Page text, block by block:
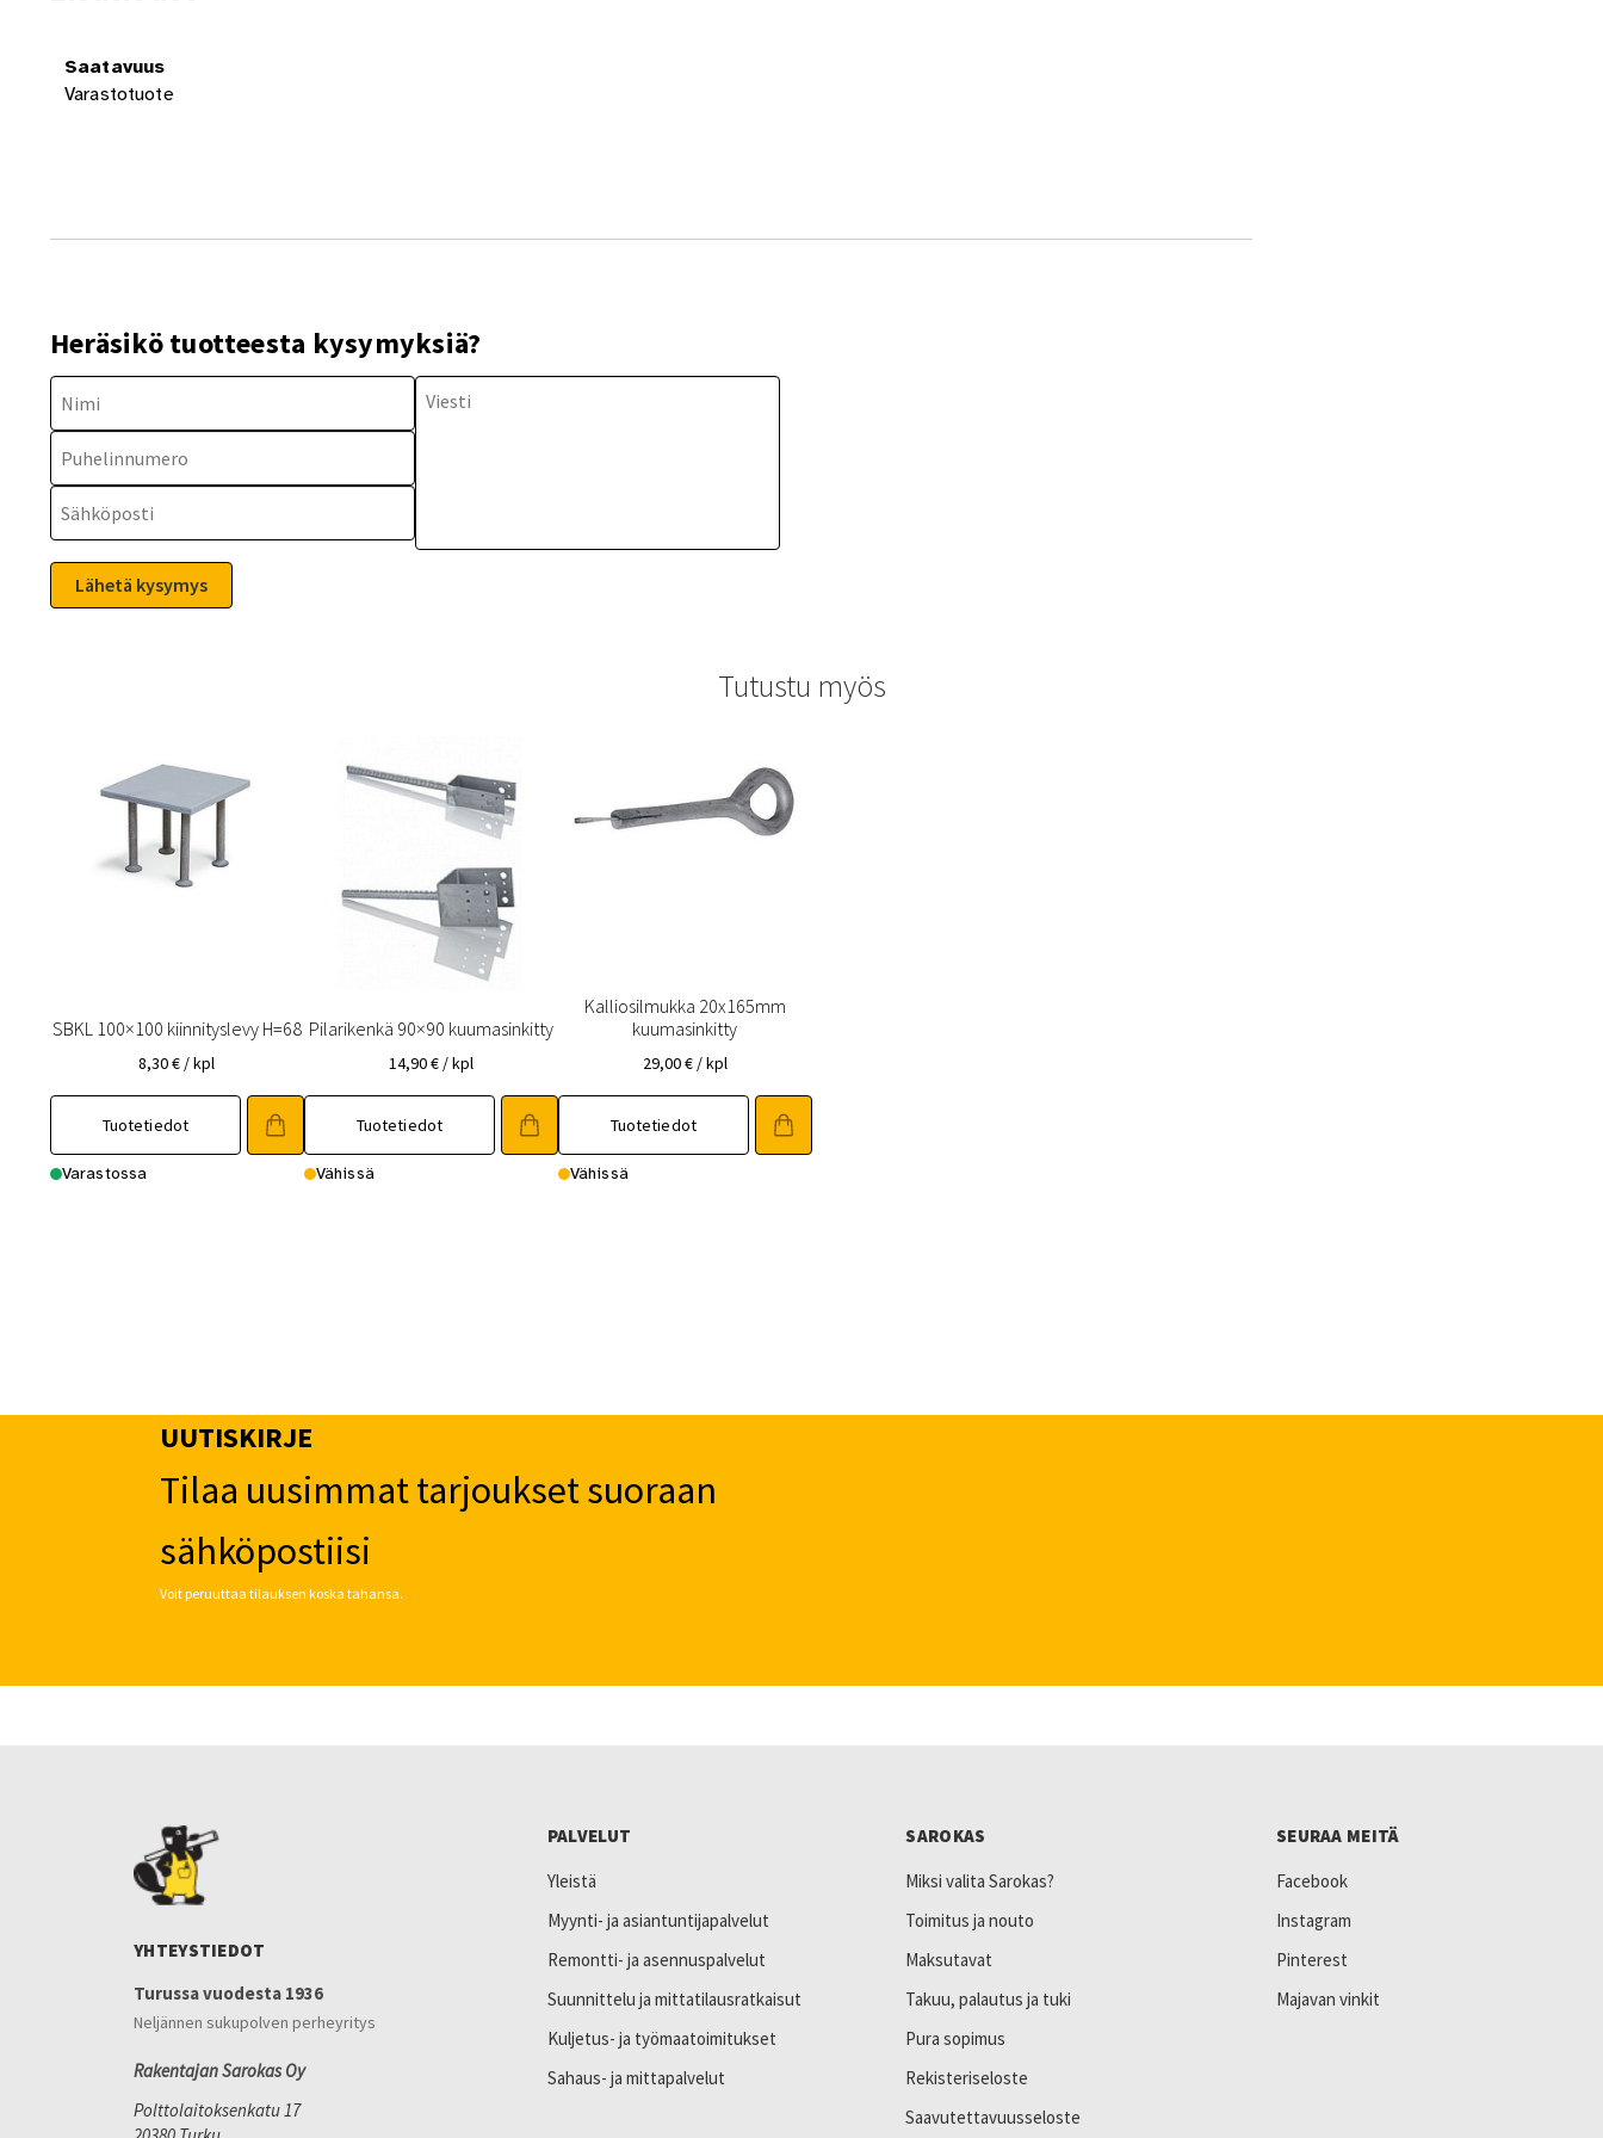
Saatavuus
Varastotuote
Heräsikö tuotteesta kysymyksiä?
Tutustu myös
SBKL 100×100 kiinnityslevy H=68
8,30€ / kpl
Tuotetiedot
Varastossa
Pilarikenkä 90×90 kuumasinkitty
14,90€ / kpl
Tuotetiedot
Vähissä
Kalliosilmukka 20x165mm
kuumasinkitty
29,00€ / kpl
Tuotetiedot
Vähissä
UUTISKIRJE
Tilaa uusimmat tarjoukset suoraan
sähköpostiisi
Voit peruuttaa tilauksen koska tahansa.
YHTEYSTIEDOT
Turussa vuodesta 1936
Neljännen sukupolven perheyritys
Rakentajan Sarokas Oy
Polttolaitoksenkatu 17
PALVELUT
Yleistä
Myynti- ja asiantuntijapalvelut
Remontti- ja asennuspalvelut
Suunnittelu ja mittatilausratkaisut
Kuljetus- ja työmaatoimitukset
Sahaus- ja mittapalvelut
SAROKAS
Miksi valita Sarokas?
Toimitus ja nouto
Maksutavat
Takuu, palautus ja tuki
Pura sopimus
Rekisteriseloste
Saavutettavuusseloste
SEURAA MEITÄ
Facebook
Instagram
Pinterest
Majavan vinkit